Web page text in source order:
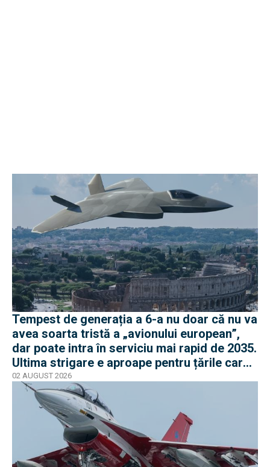
Tempest de generația a 6-a nu doar că nu va
avea soarta tristă a „avionului european”,
dar poate intra în serviciu mai rapid de 2035.
Ultima strigare e aproape pentru țările care
vor în program
02 AUGUST 2026